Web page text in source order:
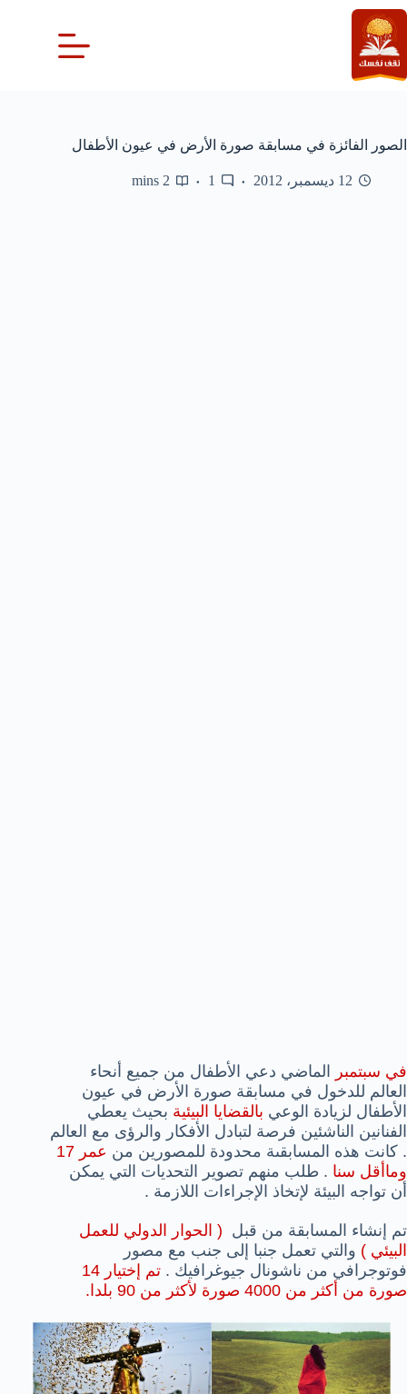
التجاوز
إلى
المحتوى
الصور الفائزة في مسابقة صورة الأرض في عيون الأطفال
12 ديسمبر، 2012 1
2 mins
في سبتمبر
الماضي دعي الأطفال من جميع أنحاء
العالم للدخول في مسابقة صورة الأرض في عيون
الأطفال لزيادة الوعي بالقضايا البيئية بحيث يعطي
الفنانين الناشئين فرصة لتبادل الأفكار والرؤى مع العالم
. كانت هذه المسابقىة محدودة للمصورين من
عمر 17
وماأقل سنا . طلب منهم تصوير التحديات التي يمكن
أن تواجه البيئة لإتخاذ الإجراءات اللازمة .
تم إنشاء المسابقة من قبل ( الحوار الدولي للعمل
البيئي ) والتي تعمل جنبا إلى جنب مع مصور
فوتوجرافي من ناشونال جيوغرافيك .
تم إختيار 14
صورة من أكثر من 4000 صورة لأكثر من 90 بلدا.